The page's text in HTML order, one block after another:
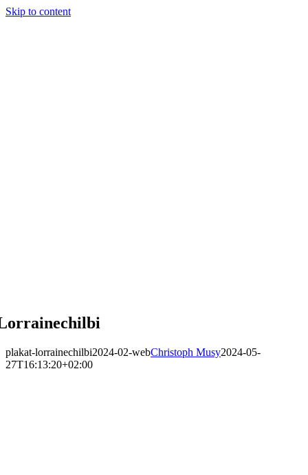
Skip to content
plakat-lorrainechilbi2024-02-webChristoph Musy2024-05-
27T16:13:20+02:00